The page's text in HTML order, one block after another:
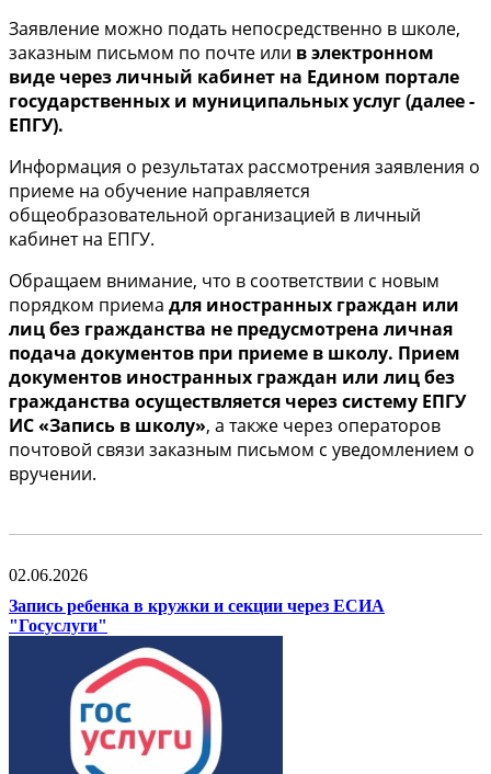
Заявление можно подать непосредственно в школе,
заказным письмом по почте или в электронном
виде через личный кабинет на Едином портале
государственных и муниципальных услуг (далее -
ЕПГУ).
Информация о результатах рассмотрения заявления о
приеме на обучение направляется
общеобразовательной организацией в личный
кабинет на ЕПГУ.
Обращаем внимание, что в соответствии с новым
порядком приема для иностранных граждан или
лиц без гражданства не предусмотрена личная
подача документов при приеме в школу. Прием
документов иностранных граждан или лиц без
гражданства осуществляется через систему ЕПГУ
ИС «Запись в школу», а также через операторов
почтовой связи заказным письмом с уведомлением о
вручении.
02.06.2026
Запись ребенка в кружки и секции через ЕСИА
"Госуслуги"